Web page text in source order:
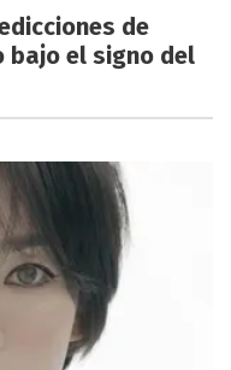
de
bajo el signo del